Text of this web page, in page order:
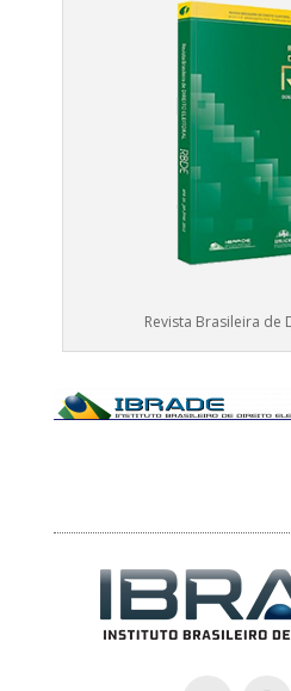
Revista Brasileira de